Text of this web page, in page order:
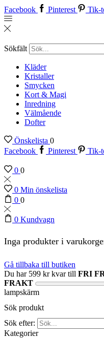
Facebook Pinterest Tik-
Sökfält
Kläder
Kristaller
Smycken
Kort & Magi
Inredning
Välmående
Dofter
Önskelista 0
Facebook
Pinterest Tik-
0 0
0 Min önskelista
0 0
0 Kundvagn
Inga produkter i
Gå tillbaka till butiken
Du har 599 krkvar till FRI
FRAKT
lampskärm
Sök produkt
Sök efter:
Kategorier